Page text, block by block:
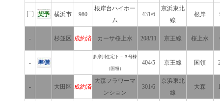
横浜市 980
根岸台ハイホー
ム
431/6
京浜東北
線
根岸
- 杉並区 成約済 カーサ桜上水 208/11 京王線 桜上水
-
多摩川住宅ト－３号棟
（国領）
404/5 京王線 国領
- 大田区 成約済
大森フラワーマ
ンション
301/6
京浜東北
線
大森